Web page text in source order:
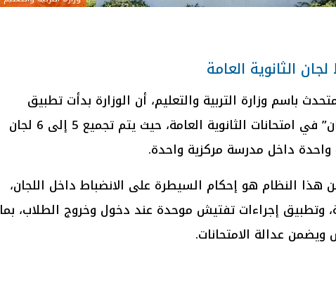
الثانوية العامة
باسم وزارة التربية والتعليم، أن الوزارة بدأت تطبيق
نظام “مجمعات اللجان” في امتحانات الثانوية العامة، حيث يتم تجميع 5 إلى 6 لجان
واحدة داخل مدرسة مركزية واحدة.
النظام هو إحكام السيطرة على الانضباط داخل اللجان،
وتطبيق إجراءات تفتيش موحدة عند دخول وخروج الطلاب، بما
عدالة الامتحانات.